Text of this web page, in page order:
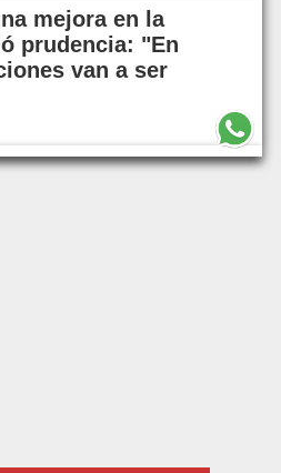
mejora en la
prudencia: "En
van a ser